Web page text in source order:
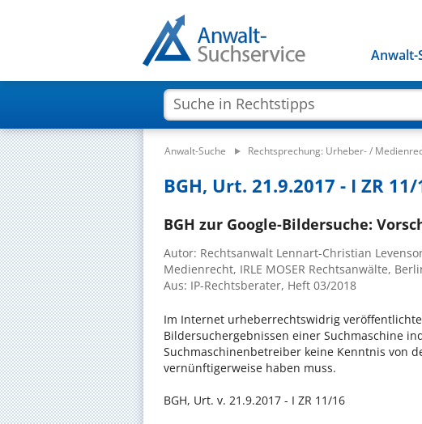
Anwalt-
Anwalt-Suche Rechtsprechung: Urheber- /
BGH, Urt. 21.9.2017 - I ZR 11/
BGH zur Google-Bildersuche:
Autor: Rechtsanwalt Lennart-Christian
Medienrecht, IRLE MOSER Rechtsanwälte,
Aus: IP-Rechtsberater, Heft 03/2018
Im Internet urheberrechtswidrig
Bildersuchergebnissen einer Suchmaschine
Suchmaschinenbetreiber keine Kenntnis von
vernünftigerweise haben muss.
BGH, Urt. v. 21.9.2017 - I ZR 11/16